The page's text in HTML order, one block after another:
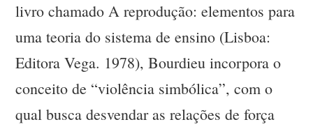
livro chamado A reprodução: elementos para
uma teoria do sistema de ensino (Lisboa:
Editora Vega. 1978), Bourdieu incorpora o
conceito de “violência simbólica”, com o
qual busca desvendar as relações de força